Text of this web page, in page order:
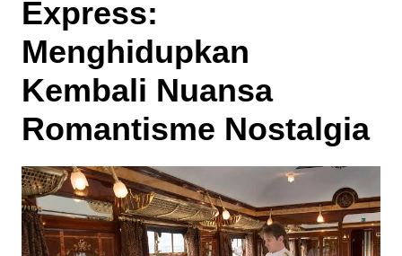
Express:
Menghidupkan
Kembali Nuansa
Romantisme Nostalgia